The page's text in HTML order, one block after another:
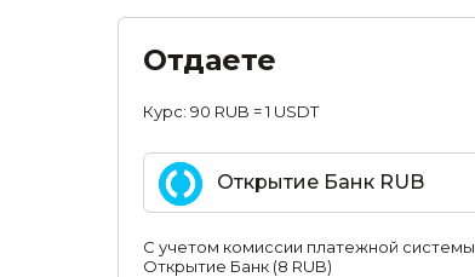
Отдаете
Курс: 90 RUB = 1 USDT
Открытие Банк RUB
С учетом комиссии платежной системы
Открытие Банк (8 RUB)